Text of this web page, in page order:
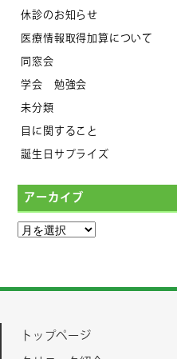
休診のお知らせ
医療情報取得加算について
同窓会
学会 勉強会
未分類
目に関すること
誕生日サプライズ
アーカイブ
トップページ